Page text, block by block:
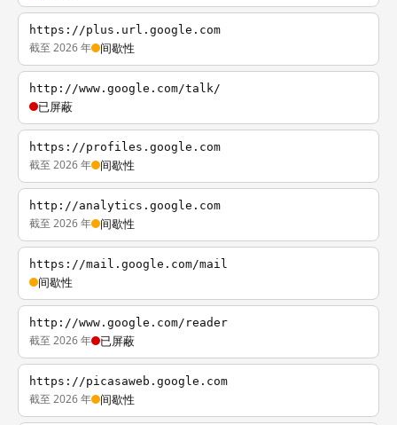
https://plus.url.google.com
截至 2026 年 间歇性
http://www.google.com/talk/
已屏蔽
https://profiles.google.com
截至 2026 年 间歇性
http://analytics.google.com
截至 2026 年 间歇性
https://mail.google.com/mail
间歇性
http://www.google.com/reader
截至 2026 年 已屏蔽
https://picasaweb.google.com
截至 2026 年 间歇性